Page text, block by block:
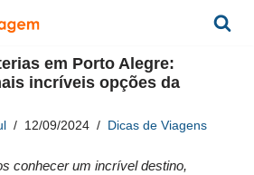
em Porto Alegre:
incríveis opções da
12/09/2024 Dicas de Viagens
conhecer um incrível destino,